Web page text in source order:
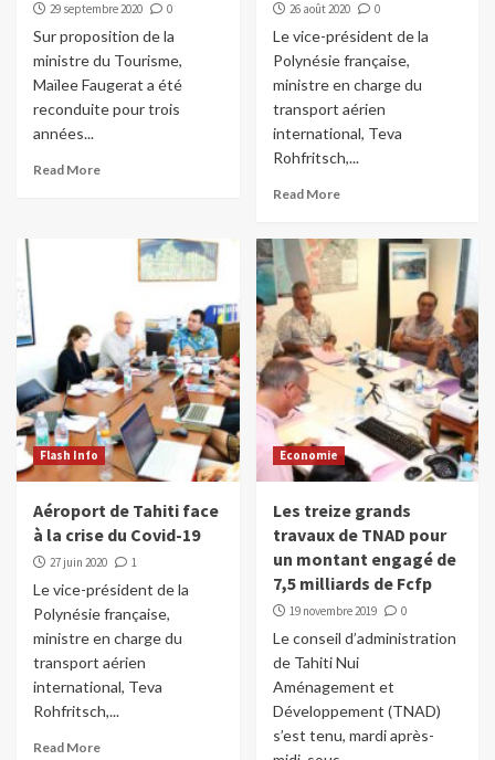
29 septembre 2020 0
Sur proposition de la
ministre du Tourisme,
Maïlee Faugerat a été
reconduite pour trois
années...
Read More
26 août 2020 0
Le vice-président de la
Polynésie française,
ministre en charge du
transport aérien
international, Teva
Rohfritsch,...
Read More
Flash Info
Aéroport de Tahiti face
à la crise du Covid-19
27 juin 2020 1
Le vice-président de la
Polynésie française,
ministre en charge du
transport aérien
international, Teva
Rohfritsch,...
Read More
Economie
Les treize grands
travaux de TNAD pour
un montant engagé de
7,5 milliards de Fcfp
19 novembre 2019 0
Le conseil d’administration
de Tahiti Nui
Aménagement et
Développement (TNAD)
s’est tenu, mardi après-